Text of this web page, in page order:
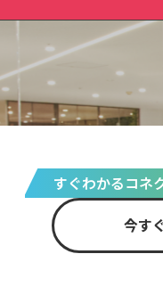
すぐわかるコネ
今す